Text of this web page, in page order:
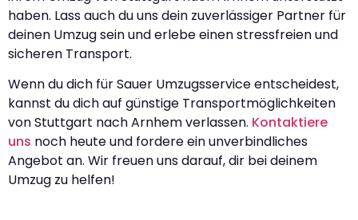
haben. Lass auch du uns dein zuverlässiger Partner für
deinen Umzug sein und erlebe einen stressfreien und
sicheren Transport.
Wenn du dich für Sauer Umzugsservice entscheidest,
kannst du dich auf günstige Transportmöglichkeiten
von Stuttgart nach Arnhem verlassen. Kontaktiere
uns noch heute und fordere ein unverbindliches
Angebot an. Wir freuen uns darauf, dir bei deinem
Umzug zu helfen!